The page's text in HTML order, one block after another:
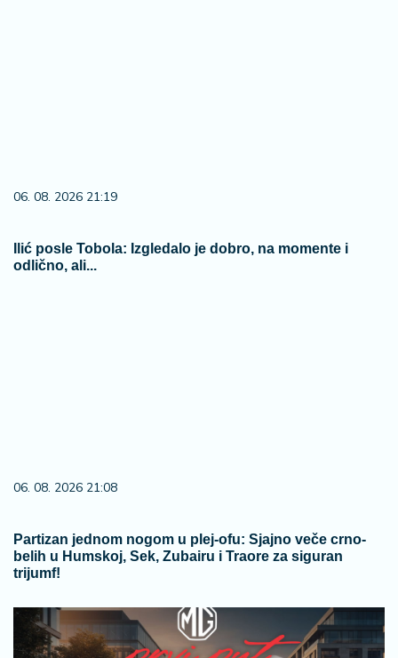
06. 08. 2026 21:19
Ilić posle Tobola: Izgledalo je dobro, na momente i
odlično, ali...
06. 08. 2026 21:08
Partizan jednom nogom u plej-ofu: Sjajno veče crno-
belih u Humskoj, Sek, Zubairu i Traore za siguran
trijumf!